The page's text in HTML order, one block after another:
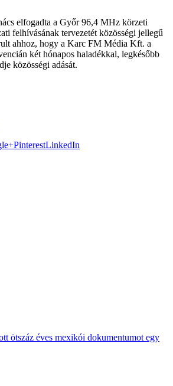
elfogadta a Győr 96,4 MHz körzeti
felhívásának tervezetét közösségi jellegű
ahhoz, hogy a Karc FM Média Kft. a
két hónapos haladékkal, legkésőbb
közösségi adását.
PinterestLinkedIn
ötszáz éves mexikói dokumentumot egy